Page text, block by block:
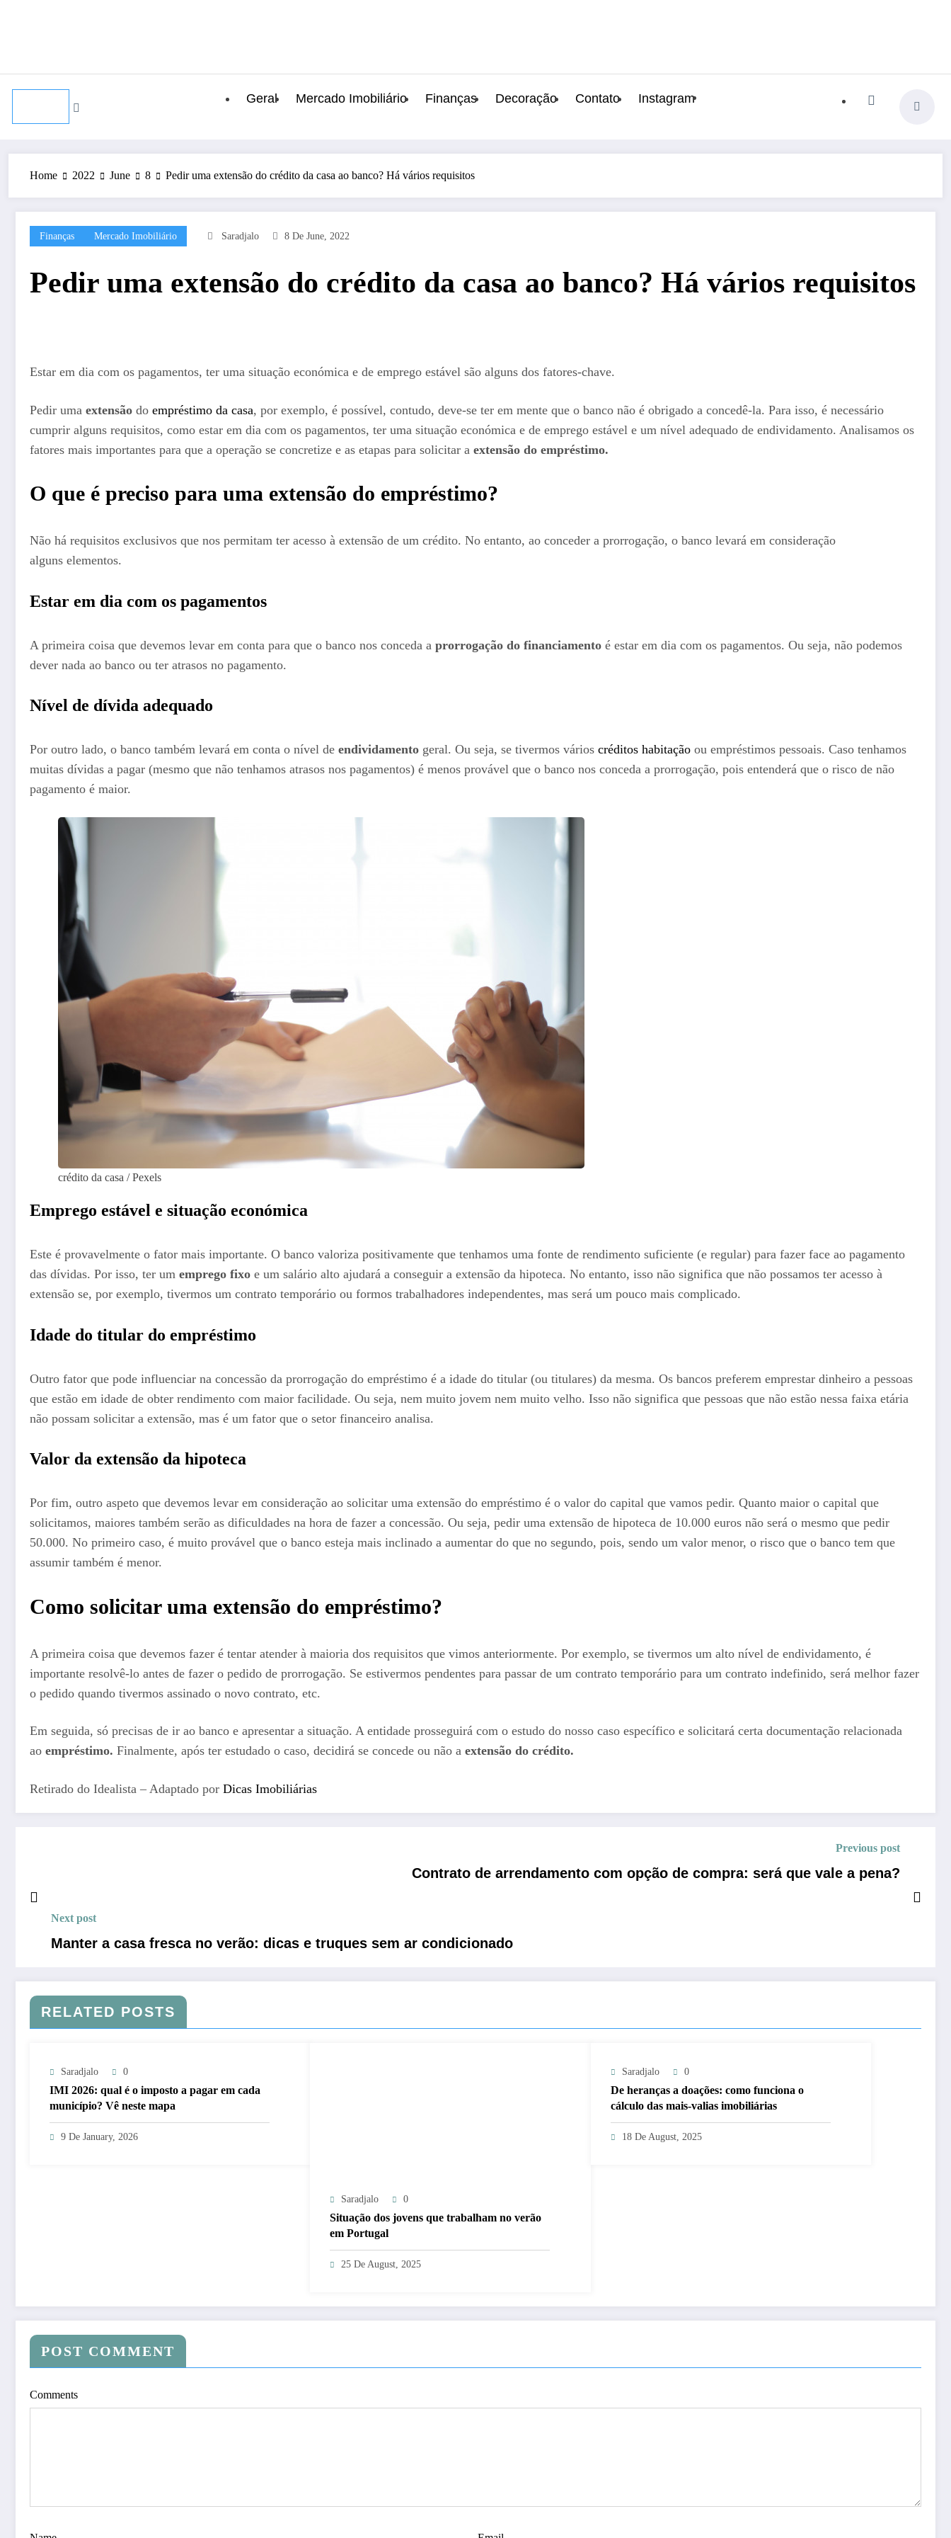
Geral Mercado Imobiliário Finanças Decoração Contato Instagram
Home 2022 June 8 Pedir uma extensão do crédito da casa ao banco? Há vários requisitos
Finanças Mercado Imobiliário Saradjalo 8 De June, 2022
Pedir uma extensão do crédito da casa ao banco? Há vários requisitos
Estar em dia com os pagamentos, ter uma situação económica e de emprego estável são alguns dos fatores-chave.
Pedir uma extensão do empréstimo da casa, por exemplo, é possível, contudo, deve-se ter em mente que o banco não é obrigado a concedê-la. Para isso, é necessário
cumprir alguns requisitos, como estar em dia com os pagamentos, ter uma situação económica e de emprego estável e um nível adequado de endividamento. Analisamos os
fatores mais importantes para que a operação se concretize e as etapas para solicitar a extensão do empréstimo.
O que é preciso para uma extensão do empréstimo?
Não há requisitos exclusivos que nos permitam ter acesso à extensão de um crédito. No entanto, ao conceder a prorrogação, o banco levará em consideração
alguns elementos.
Estar em dia com os pagamentos
A primeira coisa que devemos levar em conta para que o banco nos conceda a prorrogação do financiamento é estar em dia com os pagamentos. Ou seja, não podemos
dever nada ao banco ou ter atrasos no pagamento.
Nível de dívida adequado
Por outro lado, o banco também levará em conta o nível de endividamento geral. Ou seja, se tivermos vários créditos habitação ou empréstimos pessoais. Caso tenhamos
muitas dívidas a pagar (mesmo que não tenhamos atrasos nos pagamentos) é menos provável que o banco nos conceda a prorrogação, pois entenderá que o risco de não
pagamento é maior.
crédito da casa / Pexels
Emprego estável e situação económica
Este é provavelmente o fator mais importante. O banco valoriza positivamente que tenhamos uma fonte de rendimento suficiente (e regular) para fazer face ao pagamento
das dívidas. Por isso, ter um emprego fixo e um salário alto ajudará a conseguir a extensão da hipoteca. No entanto, isso não significa que não possamos ter acesso à
extensão se, por exemplo, tivermos um contrato temporário ou formos trabalhadores independentes, mas será um pouco mais complicado.
Idade do titular do empréstimo
Outro fator que pode influenciar na concessão da prorrogação do empréstimo é a idade do titular (ou titulares) da mesma. Os bancos preferem emprestar dinheiro a pessoas
que estão em idade de obter rendimento com maior facilidade. Ou seja, nem muito jovem nem muito velho. Isso não significa que pessoas que não estão nessa faixa etária
não possam solicitar a extensão, mas é um fator que o setor financeiro analisa.
Valor da extensão da hipoteca
Por fim, outro aspeto que devemos levar em consideração ao solicitar uma extensão do empréstimo é o valor do capital que vamos pedir. Quanto maior o capital que
solicitamos, maiores também serão as dificuldades na hora de fazer a concessão. Ou seja, pedir uma extensão de hipoteca de 10.000 euros não será o mesmo que pedir
50.000. No primeiro caso, é muito provável que o banco esteja mais inclinado a aumentar do que no segundo, pois, sendo um valor menor, o risco que o banco tem que
assumir também é menor.
Como solicitar uma extensão do empréstimo?
A primeira coisa que devemos fazer é tentar atender à maioria dos requisitos que vimos anteriormente. Por exemplo, se tivermos um alto nível de endividamento, é
importante resolvê-lo antes de fazer o pedido de prorrogação. Se estivermos pendentes para passar de um contrato temporário para um contrato indefinido, será melhor fazer
o pedido quando tivermos assinado o novo contrato, etc.
Em seguida, só precisas de ir ao banco e apresentar a situação. A entidade prosseguirá com o estudo do nosso caso específico e solicitará certa documentação relacionada
ao empréstimo. Finalmente, após ter estudado o caso, decidirá se concede ou não a extensão do crédito.
Retirado do Idealista – Adaptado por Dicas Imobiliárias
Previous post
Contrato de arrendamento com opção de compra: será que vale a pena?
Next post
Manter a casa fresca no verão: dicas e truques sem ar condicionado
RELATED POSTS
Saradjalo 0
IMI 2026: qual é o imposto a pagar em cada
município? Vê neste mapa
9 De January, 2026
Saradjalo 0
Situação dos jovens que trabalham no verão
em Portugal
25 De August, 2025
Saradjalo 0
De heranças a doações: como funciona o
cálculo das mais-valias imobiliárias
18 De August, 2025
POST COMMENT
Comments